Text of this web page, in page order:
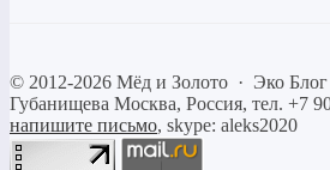
© 2012-2026 Мёд и Золото · Эко
Губанищева Москва, Россия, тел. +7
напишите письмо, skype: aleks2020